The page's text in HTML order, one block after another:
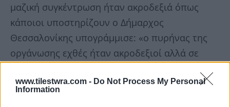
www.tilestwra.com - Do Not Process My Personal
Information
μαζική συγκέντρωση ήταν ακροδεξιά όπως
κάποιοι υποστηρίζουν ο Δήμαρχος
Θεσσαλονίκης υπογράμμισε: «ο πυρήνας της
οργάνωσης εχθές ήταν ακροδεξιοί αλλά σε
συμμετέχοντες ακροδεξιοί. Εχθές είδα μία